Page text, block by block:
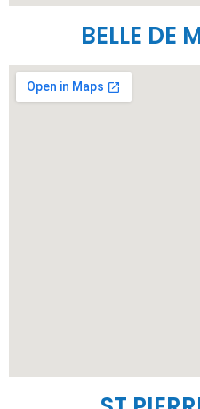
BELLE DE